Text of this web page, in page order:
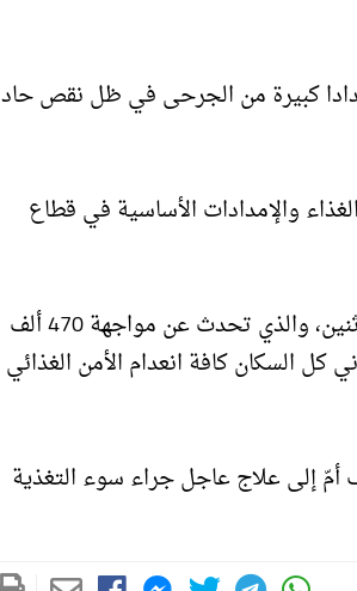
كبيرة من الجرحى في ظل نقص حاد
والإمدادات الأساسية في قطاع
وأشارت إلى تحليل التصنيف المرحلي المتكامل للأمن الغذائي (IPC) الصادر أمس الاثنين، والذي تحدث عن مواجهة 470 ألف
السكان كافة انعدام الأمن الغذائي
المذكور، أيضا، إلى توقعات باحتياج نحو 71 ألف طفل وأكثر من 17 ألف أمّ إلى علاج عاجل جراء سوء التغذية